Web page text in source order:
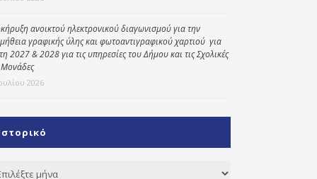
ανοικτού ηλεκτρονικού διαγωνισμού για την
γραφικής ύλης και φωτοαντιγραφικού χαρτιού για
2027 & 2028 για τις υπηρεσίες του Δήμου και τις Σχολικές
2026